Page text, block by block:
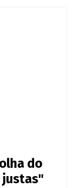
do
justas"